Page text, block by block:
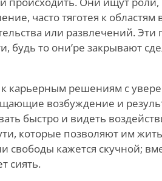
часто тяготея к
или развлечений.
будь то они’ре закрывают
к карьерным решениям с
возбуждение и
быстро и видеть
которые позволяют им
свободы кажется скучной;
сиять.